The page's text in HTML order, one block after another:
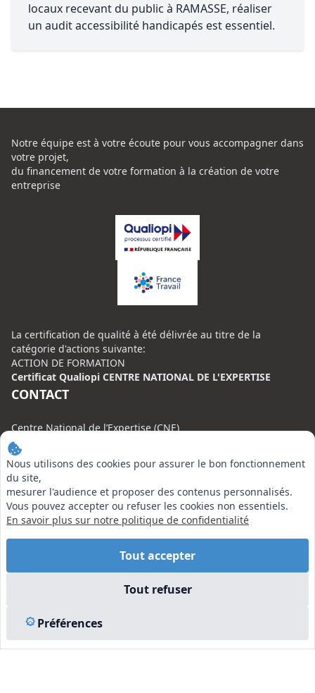
locaux recevant du public à RAMASSE, réaliser
un audit accessibilité handicapés est essentiel.
Nous utilisons des cookies pour assurer le bon fonctionnement
du site,
mesurer l'audience et proposer des contenus personnalisés.
Vous pouvez accepter ou refuser les cookies non essentiels.
En savoir plus sur notre politique de confidentialité
Tout accepter
Tout refuser
Préférences
Notre équipe est à votre écoute pour vous accompagner dans
votre projet,
du financement de votre formation à la création de votre
entreprise
La certification de qualité à été délivrée au titre de la
catégorie d'actions suivante:
ACTION DE FORMATION
Certificat Qualiopi CENTRE NATIONAL DE L'EXPERTISE
CONTACT
Centre National de l’Expertise (CNE)
20 rue Henri Regnault, 75008 Paris
N°VERT : 0800 00 80 89
EN SAVOIR PLUS
Liens utiles
Mentions légales